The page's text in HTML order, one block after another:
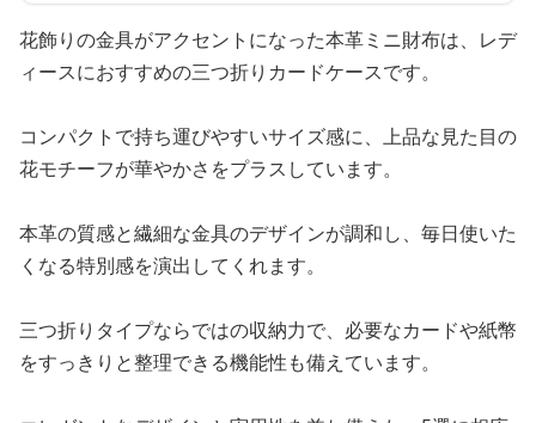
花飾りの金具がアクセントになった本革ミニ財布は、レデ
ィースにおすすめの三つ折りカードケースです。
コンパクトで持ち運びやすいサイズ感に、上品な見た目の
花モチーフが華やかさをプラスしています。
本革の質感と繊細な金具のデザインが調和し、毎日使いた
くなる特別感を演出してくれます。
三つ折りタイプならではの収納力で、必要なカードや紙幣
をすっきりと整理できる機能性も備えています。